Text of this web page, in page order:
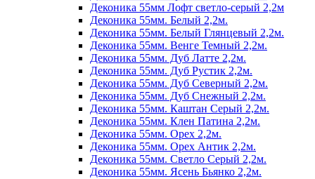
Деконика 55мм Лофт светло-серый 2,2м
Деконика 55мм. Белый 2,2м.
Деконика 55мм. Белый Глянцевый 2,2м.
Деконика 55мм. Венге Темный 2,2м.
Деконика 55мм. Дуб Латте 2,2м.
Деконика 55мм. Дуб Рустик 2,2м.
Деконика 55мм. Дуб Северный 2,2м.
Деконика 55мм. Дуб Снежный 2,2м.
Деконика 55мм. Каштан Серый 2,2м.
Деконика 55мм. Клен Патина 2,2м.
Деконика 55мм. Орех 2,2м.
Деконика 55мм. Орех Антик 2,2м.
Деконика 55мм. Светло Серый 2,2м.
Деконика 55мм. Ясень Бьянко 2,2м.